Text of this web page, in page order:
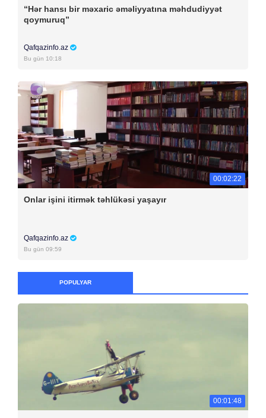
“Hər hansı bir məxaric əməliyyatına məhdudiyyət
qoymuruq”
Qafqazinfo.az
Bu gün 10:18
00:02:22
Onlar işini itirmək təhlükəsi yaşayır
Qafqazinfo.az
Bu gün 09:59
POPULYAR
00:01:48